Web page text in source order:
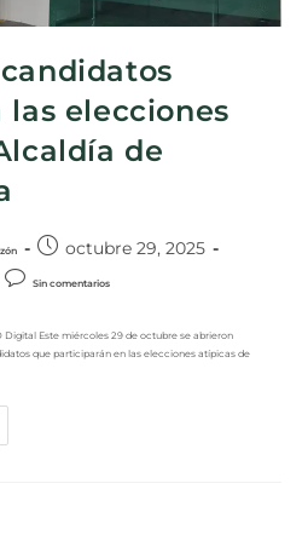
elecciones
de
octubre 29, 2025
Sin comentarios
Digital Este miércoles 29 de octubre se abrieron
que participarán en las elecciones atípicas de